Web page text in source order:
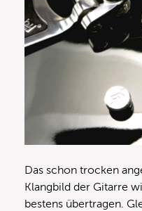
Das schon trocken
Klangbild der Gitarre
bestens übertragen.